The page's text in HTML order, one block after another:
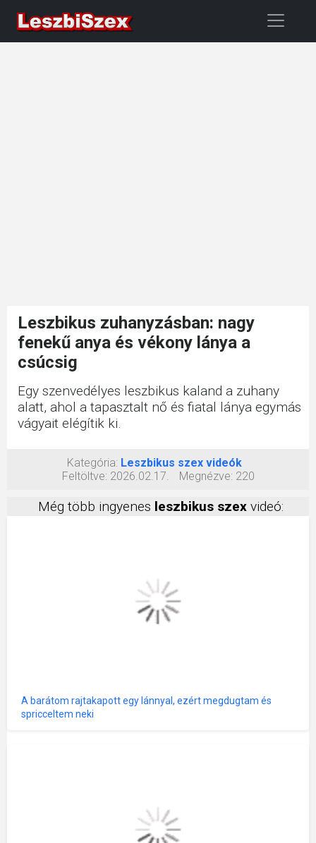
Leszbikus zuhanyzásban: nagy
fenekű anya és vékony lánya a
csúcsig
Egy szenvedélyes leszbikus kaland a zuhany
alatt, ahol a tapasztalt nő és fiatal lánya egymás
vágyait elégítik ki.
Kategória: Leszbikus szex videók
Feltöltve: 2026.02.17. Megnézve: 220
Még több ingyenes leszbikus szex videó:
A barátom rajtakapott egy lánnyal, ezért megdugtam és
spricceltem neki